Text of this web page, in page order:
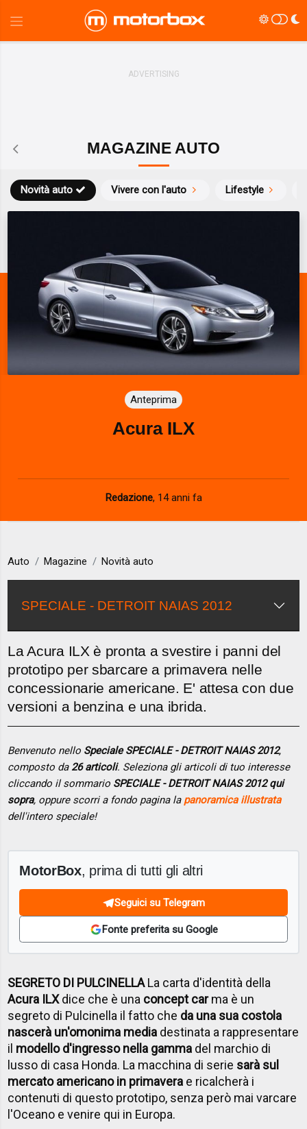
MAGAZINE AUTO
Novità auto Vivere con l'auto Lifestyle
Anteprima
Acura ILX
Redazione, 14 anni fa
Auto Magazine Novità auto
SPECIALE - DETROIT NAIAS 2012
La Acura ILX è pronta a svestire i panni del
prototipo per sbarcare a primavera nelle
concessionarie americane. E' attesa con due
versioni a benzina e una ibrida.
Benvenuto nello Speciale SPECIALE - DETROIT NAIAS 2012,
composto da 26 articoli. Seleziona gli articoli di tuo interesse
cliccando il sommario SPECIALE - DETROIT NAIAS 2012 qui
sopra, oppure scorri a fondo pagina la panoramica illustrata
dell'intero speciale!
MotorBox, prima di tutti gli altri
Seguici su Telegram
Fonte preferita su Google
SEGRETO DI PULCINELLALa carta d'identità della
Acura ILXdice che è una concept carma è un
segreto di Pulcinella il fatto che da una sua costola
nascerà un'omonima media destinata a rappresentare
il modello d'ingresso nella gamma del marchio di
lusso di casa Honda. La macchina di serie sarà sul
mercato americano in primavera e ricalcherà i
contenuti di questo prototipo, senza però mai varcare
l'Oceano e venire qui in Europa.